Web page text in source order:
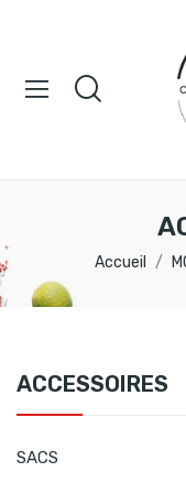
Accueil
ACCESSOIRES
SACS